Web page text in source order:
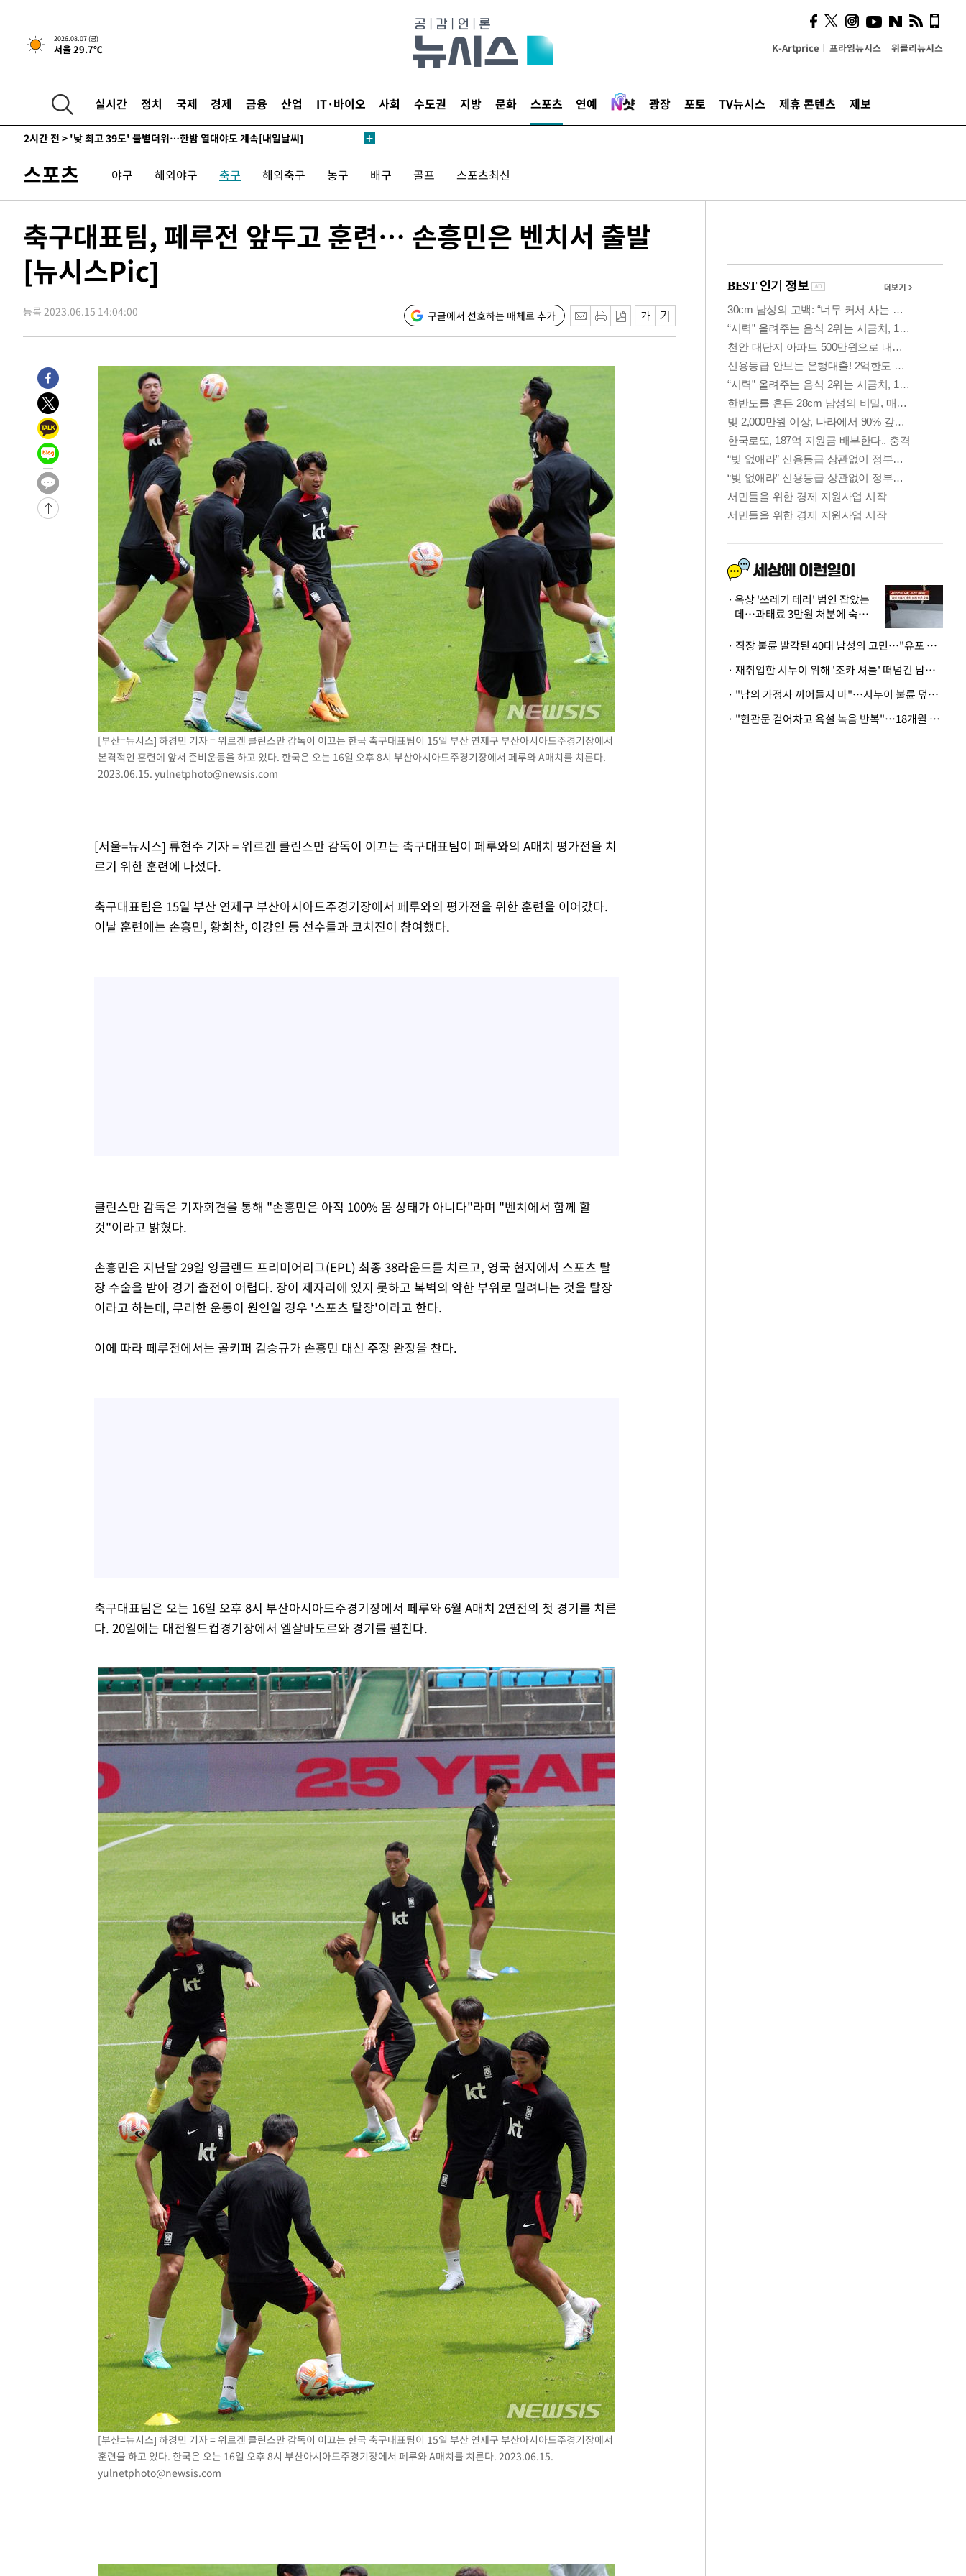
2026.08.07 (금)
서울 29.7℃ K-Artprice 프라임뉴시스 위클리뉴시스
실시간 정치 국제 경제 금융 산업 IT·바이오 사회 수도권 지방 문화 스포츠 연예 광장 포토 TV뉴시스 제휴 콘텐츠 제보
-8163초 전 >경찰, '홍명보는 2순위' 결론냈던 스포츠윤리센터도 압수수색
1시간 전 >[속보]합참 "北 발사체는 단거리탄도미사일…감시·경계태세 강화"
2시간 전 >[속보] SKT, 에이닷 서비스 장애 발생…"원인 파악 중"
[속보]합참 "북, 동해상으로 미상 발사체 발사"
2시간 전 > '낮 최고 39도' 불볕더위…한밤 열대야도 계속[내일날씨]
2시간 전 >"韓 외환시장 개입 관측 배경엔 美의 대한국 무역적자 있어"
2시간 전 >'월드컵 탈락 후폭풍' 축구협회…초유의 압수수색에 '충격·당황'
2시간 전 >[속보]종합특검, 대검 추가 압수수색…내란 중요임무종사 혐의
3시간 전 >[속보]코스닥, 800p 회복…0.26% 오른 801.67 마감
3시간 전 >[속보]코스피, 301.88포인트(4.58%) 내린 6296.38 마감
4시간 전 >"여기 떨어졌다"…다누리, 스페이스X 로켓 달 충돌 흔적 포착
5시간 전 >손흥민, 5경기 연속골 실패…LAFC는 승부차기 끝 과달라하라 격파
-11269초 전 >
'월드컵 탈락 후폭풍' 축구협회…11시간 걸린 초유의 압수수색(종
-10705초 전 >
[속보] 뉴욕증시, 혼조 출발…나스닥 0.3%↓, 다우 0.14%↑
-9498초 전 >
축구협회, 15년 전 심판 성 접대 파문에 "현재는 내부 지침 준수"
-8183초 전 >
경찰, '홍명보는 2순위' 결론냈던 스포츠윤리센터도 압수수색
1시간 전 >
[속보]합참 "北 발사체는 단거리탄도미사일…감시·경계태세 강화"
1시간 전 >
日방위성, 北이 동해로 쏜 발사체는 탄도미사일 가능성
2시간 전 >
[속보] SKT, 에이닷 서비스 장애 발생…"원인 파악 중"
2시간 전 >
[속보]합참 "북, 동해상으로 미상 발사체 발사"
'낮 최고 39도' 불볕더위…한밤 열대야도 계속[내일날씨]
[속보]7~9일 프로야구 3연전도 폭염 취소…11일 재개
"韓 외환시장 개입 관측 배경엔 美의 대한국 무역적자 있어"
'월드컵 탈락 후폭풍' 축구협회…초유의 압수수색에 '충격·당황'
서울 낮 37.9도, 올여름 최고치 경신…영등포 순간 '40도'
[속보]종합특검, 대검 추가 압수수색…내란 중요임무종사 혐의
[속보]코스닥, 800p 회복…0.26% 오른 801.67 마감
[속보]코스피, 301.88포인트(4.58%) 내린 6296.38 마감
[속보]원·달러 환율, 0.7원 내린 1423.8원 마감
"여기 떨어졌다"…다누리, 스페이스X 로켓 달 충돌 흔적 포착
손흥민, 5경기 연속골 실패…LAFC는 승부차기 끝 과달라하라 격파
내일까지 39도 '펄펄'…기상청 "태풍 지나며 폭염 잠시 꺾인다"
스포츠 야구 해외야구 축구 해외축구 농구 배구 골프 스포츠최신
축구대표팀, 페루전 앞두고 훈련… 손흥민은 벤치서 출발
[뉴시스Pic]
등록 2023.06.15 14:04:00 구글에서 선호하는 매체로 추가
[부산=뉴시스] 하경민 기자 = 위르겐 클린스만 감독이 이끄는 한국 축구대표팀이 15일 부산 연제구 부산아시아드주경기장에서
본격적인 훈련에 앞서 준비운동을 하고 있다. 한국은 오는 16일 오후 8시 부산아시아드주경기장에서 페루와 A매치를 치른다.
2023.06.15. yulnetphoto@newsis.com
[서울=뉴시스] 류현주 기자 = 위르겐 클린스만 감독이 이끄는 축구대표팀이 페루와의 A매치 평가전을 치
르기 위한 훈련에 나섰다.
축구대표팀은 15일 부산 연제구 부산아시아드주경기장에서 페루와의 평가전을 위한 훈련을 이어갔다.
이날 훈련에는 손흥민, 황희찬, 이강인 등 선수들과 코치진이 참여했다.
클린스만 감독은 기자회견을 통해 "손흥민은 아직 100% 몸 상태가 아니다"라며 "벤치에서 함께 할
것"이라고 밝혔다.
손흥민은 지난달 29일 잉글랜드 프리미어리그(EPL) 최종 38라운드를 치르고, 영국 현지에서 스포츠 탈
장 수술을 받아 경기 출전이 어렵다. 장이 제자리에 있지 못하고 복벽의 약한 부위로 밀려나는 것을 탈장
이라고 하는데, 무리한 운동이 원인일 경우 '스포츠 탈장'이라고 한다.
이에 따라 페루전에서는 골키퍼 김승규가 손흥민 대신 주장 완장을 찬다.
축구대표팀은 오는 16일 오후 8시 부산아시아드주경기장에서 페루와 6월 A매치 2연전의 첫 경기를 치른
다. 20일에는 대전월드컵경기장에서 엘살바도르와 경기를 펼친다.
[부산=뉴시스] 하경민 기자 = 위르겐 클린스만 감독이 이끄는 한국 축구대표팀이 15일 부산 연제구 부산아시아드주경기장에서
훈련을 하고 있다. 한국은 오는 16일 오후 8시 부산아시아드주경기장에서 페루와 A매치를 치른다. 2023.06.15.
yulnetphoto@newsis.com
의견, 국토부·LH에 충실히
전달할 것"
옥상 '쓰레기 테러' 범인 잡았는
데…과태료 3만원 처분에 숙박업
· 직장 불륜 발각된 40대 남성의 고민…"유포 동료 명예훼손·협박죄 고소 가능할까"
· 재취업한 시누이 위해 '조카 셔틀' 떠넘긴 남편…아내 "난 못한다"
· "남의 가정사 끼어들지 마"…시누이 불륜 덮으려는 남편에 억울한 아내
· "현관문 걷어차고 욕설 녹음 반복"…18개월 아기 키우는 집 뒤흔든 '앞집의 비극'